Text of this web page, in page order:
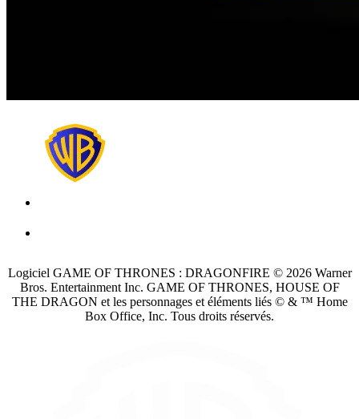
Logiciel GAME OF THRONES : DRAGONFIRE © 2026 Warner
Bros. Entertainment Inc. GAME OF THRONES, HOUSE OF
THE DRAGON et les personnages et éléments liés © & ™ Home
Box Office, Inc. Tous droits réservés.